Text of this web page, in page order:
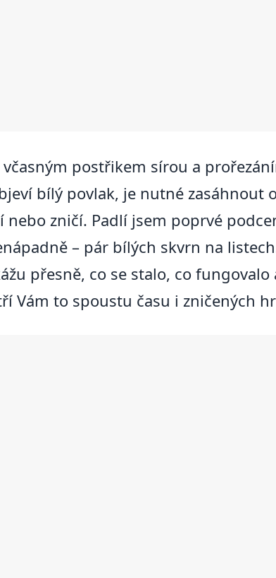
postřikem sírou a
bílý povlak, je nutné zasáhnout
zničí. Padlí jsem poprvé
– pár bílých skvrn na
přesně, co se stalo, co fungovalo
Vám to spoustu času i zničených